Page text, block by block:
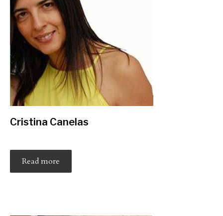
Cristina Canelas
Read more